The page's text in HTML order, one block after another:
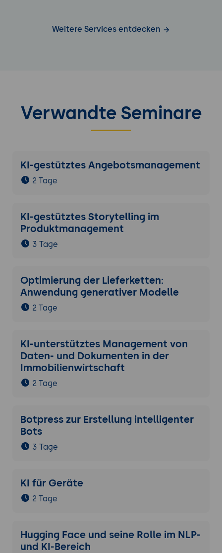
Weitere Services entdecken
Verwandte Seminare
KI-gestütztes Angebotsmanagement
2 Tage
KI-gestütztes Storytelling im
Produktmanagement
3 Tage
Optimierung der Lieferketten:
Anwendung generativer Modelle
2 Tage
KI-unterstütztes Management von
Daten- und Dokumenten in der
Immobilienwirtschaft
2 Tage
Botpress zur Erstellung intelligenter
Bots
3 Tage
KI für Geräte
2 Tage
Hugging Face und seine Rolle im NLP-
und KI-Bereich